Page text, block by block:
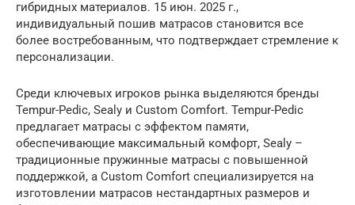
гибридных материалов. 15 июн. 2025 г.,
индивидуальный пошив матрасов становится все
более востребованным, что подтверждает стремление к
персонализации.
Среди ключевых игроков рынка выделяются бренды
Tempur-Pedic, Sealy и Custom Comfort. Tempur-Pedic
предлагает матрасы с эффектом памяти,
обеспечивающие максимальный комфорт, Sealy –
традиционные пружинные матрасы с повышенной
поддержкой, а Custom Comfort специализируется на
изготовлении матрасов нестандартных размеров и